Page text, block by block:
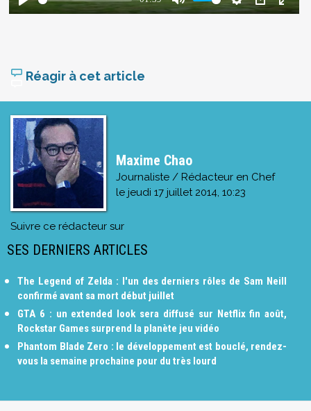
Réagir à cet article
Maxime Chao
Journaliste / Rédacteur en Chef
le jeudi 17 juillet 2014, 10:23
Suivre ce rédacteur sur
SES DERNIERS ARTICLES
The Legend of Zelda : l'un des derniers rôles de Sam Neill
confirmé avant sa mort début juillet
GTA 6 : un extended look sera diffusé sur Netflix fin août,
Rockstar Games surprend la planète jeu vidéo
Phantom Blade Zero : le développement est bouclé, rendez-
vous la semaine prochaine pour du très lourd